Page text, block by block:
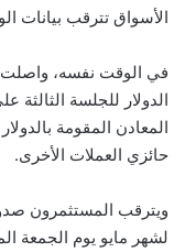
الأسواق تترقب بيانات
في الوقت نفسه، واصلت
الدولار للجلسة الثالثة
المعادن المقومة
حائزي العملات الأخرى.
ويترقب المستثمرون
لشهر مايو يوم الجمعة